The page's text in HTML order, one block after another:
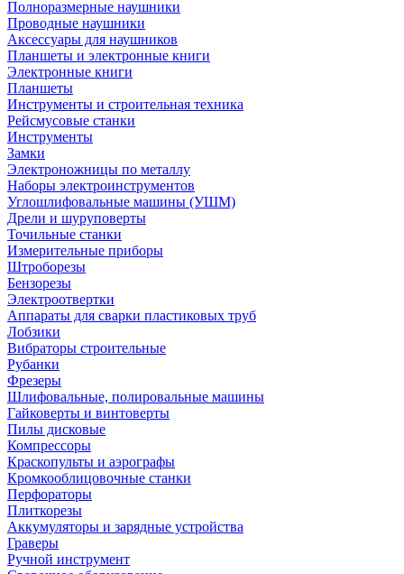
Полноразмерные наушники
Проводные наушники
Аксессуары для наушников
Планшеты и электронные книги
Электронные книги
Планшеты
Инструменты и строительная техника
Рейсмусовые станки
Инструменты
Замки
Электроножницы по металлу
Наборы электроинструментов
Углошлифовальные машины (УШМ)
Дрели и шуруповерты
Точильные станки
Измерительные приборы
Штроборезы
Бензорезы
Электроотвертки
Аппараты для сварки пластиковых труб
Лобзики
Вибраторы строительные
Рубанки
Фрезеры
Шлифовальные, полировальные машины
Гайковерты и винтоверты
Пилы дисковые
Компрессоры
Краскопульты и аэрографы
Кромкооблицовочные станки
Перфораторы
Плиткорезы
Аккумуляторы и зарядные устройства
Граверы
Ручной инструмент